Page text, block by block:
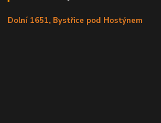
Dolní 1651, Bystřice pod Hostýnem